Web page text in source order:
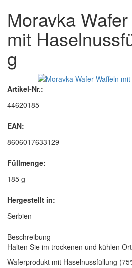
Moravka
mit
g
Artikel-Nr.:
44620185
EAN:
8606017633129
Füllmenge:
185 g
Hergestellt in:
Serbien
Beschreibung
Halten Sie im trockenen und kühlen
Waferprodukt mit Haselnussfüllung